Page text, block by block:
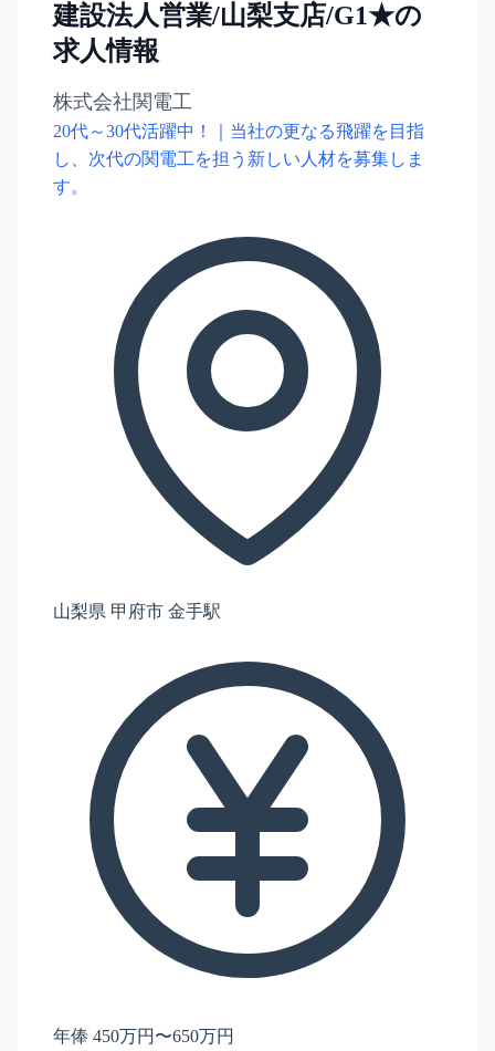
建設法人営業/山梨支店/G1★の
求人情報
株式会社関電工
20代～30代活躍中！｜当社の更なる飛躍を目指
し、次代の関電工を担う新しい人材を募集しま
す。
山梨県 甲府市 金手駅
年俸 450万円〜650万円